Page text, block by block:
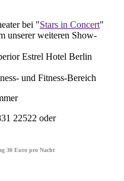
bei "Stars in Concert"
unserer weiteren Show-
Estrel Hotel Berlin
und Fitness-Bereich
22522 oder
30 Euro pro Nacht